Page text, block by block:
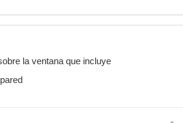
la ventana que incluye